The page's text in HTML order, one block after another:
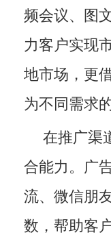
频会议、图
力客户实现
地市场，更
为不同需求
在推广渠
合能力。广
流、微信朋
数，帮助客